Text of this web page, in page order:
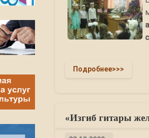
Подробнее>>>
«Изгиб гитары